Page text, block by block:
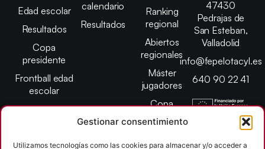
Gestionar consentimiento
Utilizamos tecnologías como las cookies para almacenar y/o acceder a
Edad escolar
Resultados
Copa
presidente
Frontball edad
escolar
calendario
Resultados
Ranking
regional
Abiertos
regionales
Máster
jugadores
Copa
presidente
escolar
47430
Pedrajas de
San Esteban,
Valladolid
info@fepelotacyl.es
640 90 22 41